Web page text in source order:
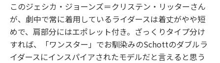
このジェシカ・ジョーンズ＝クリステン・リッターさん
が、劇中で常に着用しているライダースは着丈がやや短
めで、肩部分にはエポレット付き。ざっくりタイプ分け
すれば、「ワンスター」でお馴染みのSchottのダブルラ
イダースにインスパイアされたモデルだと言えると思う